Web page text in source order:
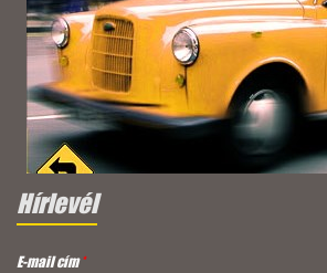
Hírlevél
E-mail cím*